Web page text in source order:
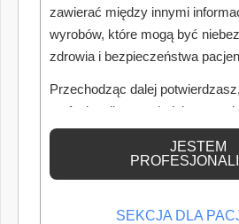
zawierać między innymi
wyrobów, które mogą być
zdrowia i bezpieczeństwa
Przechodząc dalej
profesjonalistą posiadającym
wiedzę medyczną.
JESTEM
SEKCJA DLA